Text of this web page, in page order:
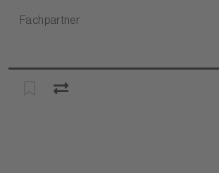
Fachpartner